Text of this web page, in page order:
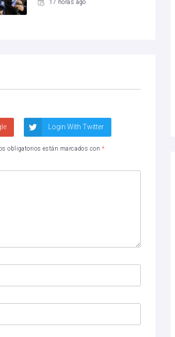
17 horas ago
Login With Twitter
obligatorios están marcados con *